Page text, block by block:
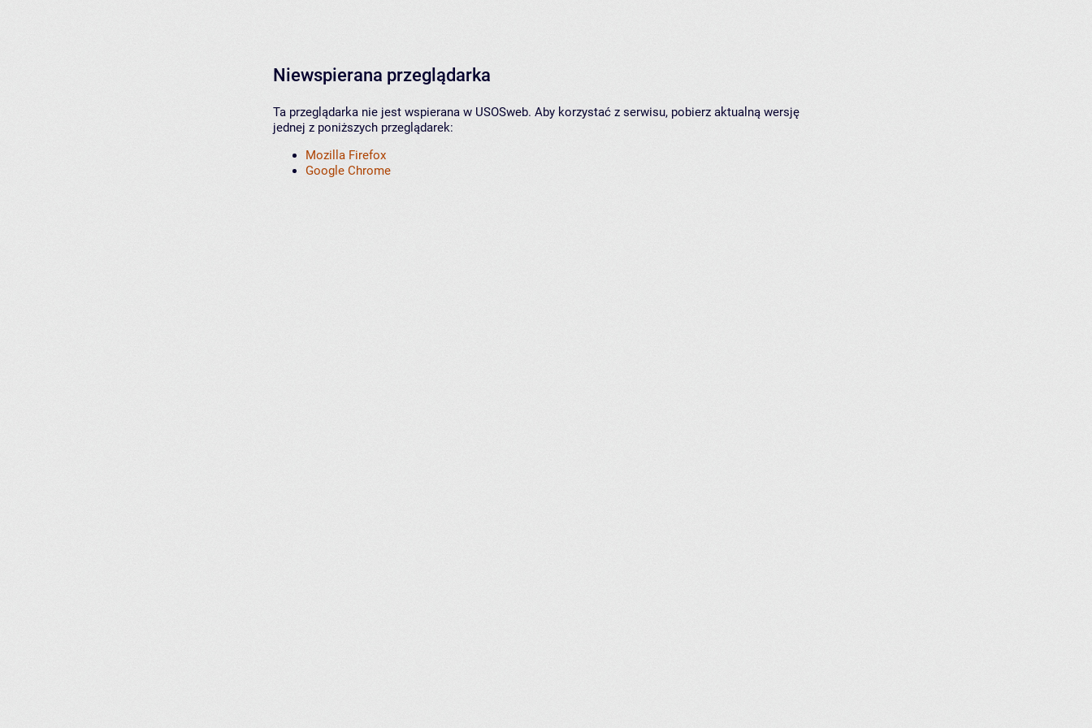
Niewspierana przeglądarka
Ta przeglądarka nie jest wspierana w USOSweb. Aby korzystać z serwisu, pobierz aktualną wersję
jednej z poniższych przeglądarek:
Mozilla Firefox
Google Chrome